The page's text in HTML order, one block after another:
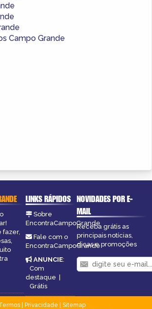
Campo Grande
fazer,
LINKS RÁPIDOS
Sobre
EncontraCampoGrande
Fale com o
EncontraCampoGrande
ANUNCIE:
Com
destaque
Grátis
NOVIDADES POR E-
MAIL
Receba grátis as
principais notícias,
dicas e promoções
| Privacidade
Sitemap